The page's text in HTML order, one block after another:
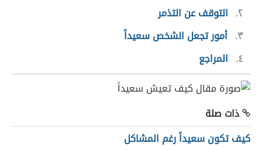
٢ التوقف عن التذمر
٣ أمور تجعل الشخص سعيداً
٤
المراجع
ذات صلة
كيف تكون سعيداً رغم المشاكل